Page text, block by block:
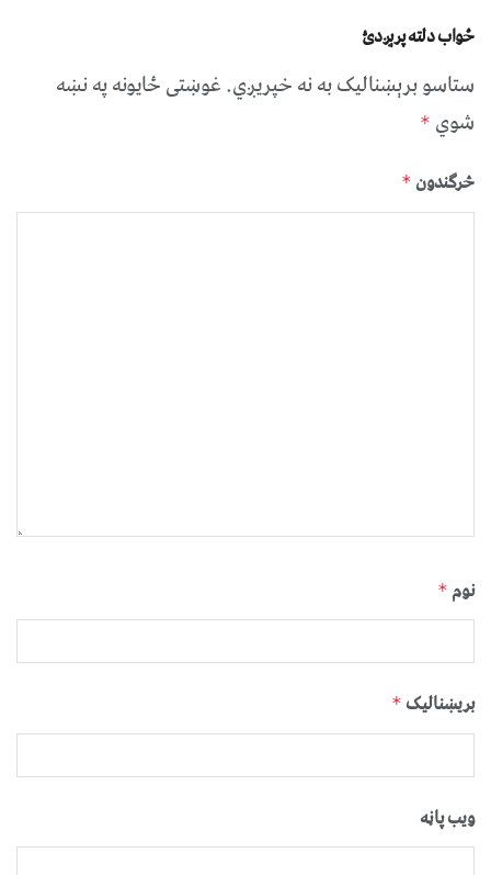
ځواب دلته پرېږدئ
ستاسو برېښناليک به نه خپريږي.غوښتى ځایونه په نښه
شوي *
څرگندون *
نوم *
بریښنالیک *
ویب پاڼه